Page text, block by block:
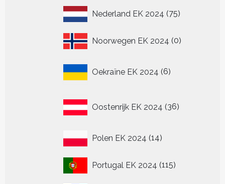
Nederland EK 2024 7575
Noorwegen EK 2024 00
Oekraïne EK 2024 6
producten
Oostenrijk EK 2024 36
producten
Polen EK 2024 1414
Portugal EK 2024 115115